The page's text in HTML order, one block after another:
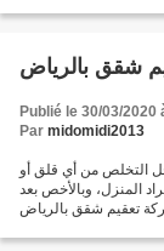
شقق بالرياض
Publié le 30/03/2020
Par midomidi2013
التخلص من أي قلق أو
المنزل، وبالأخص بعد
تعقيم شقق بالرياض